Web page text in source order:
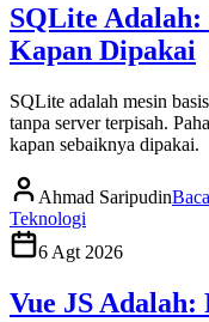
SQLite
Kapan Dipakai
SQLite adalah mesin
tanpa server terpisah.
kapan sebaiknya dipakai.
Ahmad Saripudin
Teknologi
6 Agt 2026
Vue JS